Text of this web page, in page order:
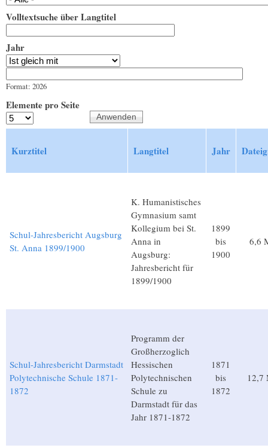
Volltextsuche über Langtitel
Jahr
Format: 2026
Elemente pro Seite
Kurztitel Langtitel Jahr
Schul-Jahresbericht Augsburg
St. Anna 1899/1900
K. Humanistisches
Gymnasium samt
Kollegium bei St.
Anna in
Augsburg:
Jahresbericht für
1899/1900
1899
bis
1900
6,6
Schul-Jahresbericht Darmstadt
Polytechnische Schule 1871-
1872
Programm der
Großherzoglich
Hessischen
Polytechnischen
Schule zu
Darmstadt für das
Jahr 1871-1872
1871
bis
1872
12,7